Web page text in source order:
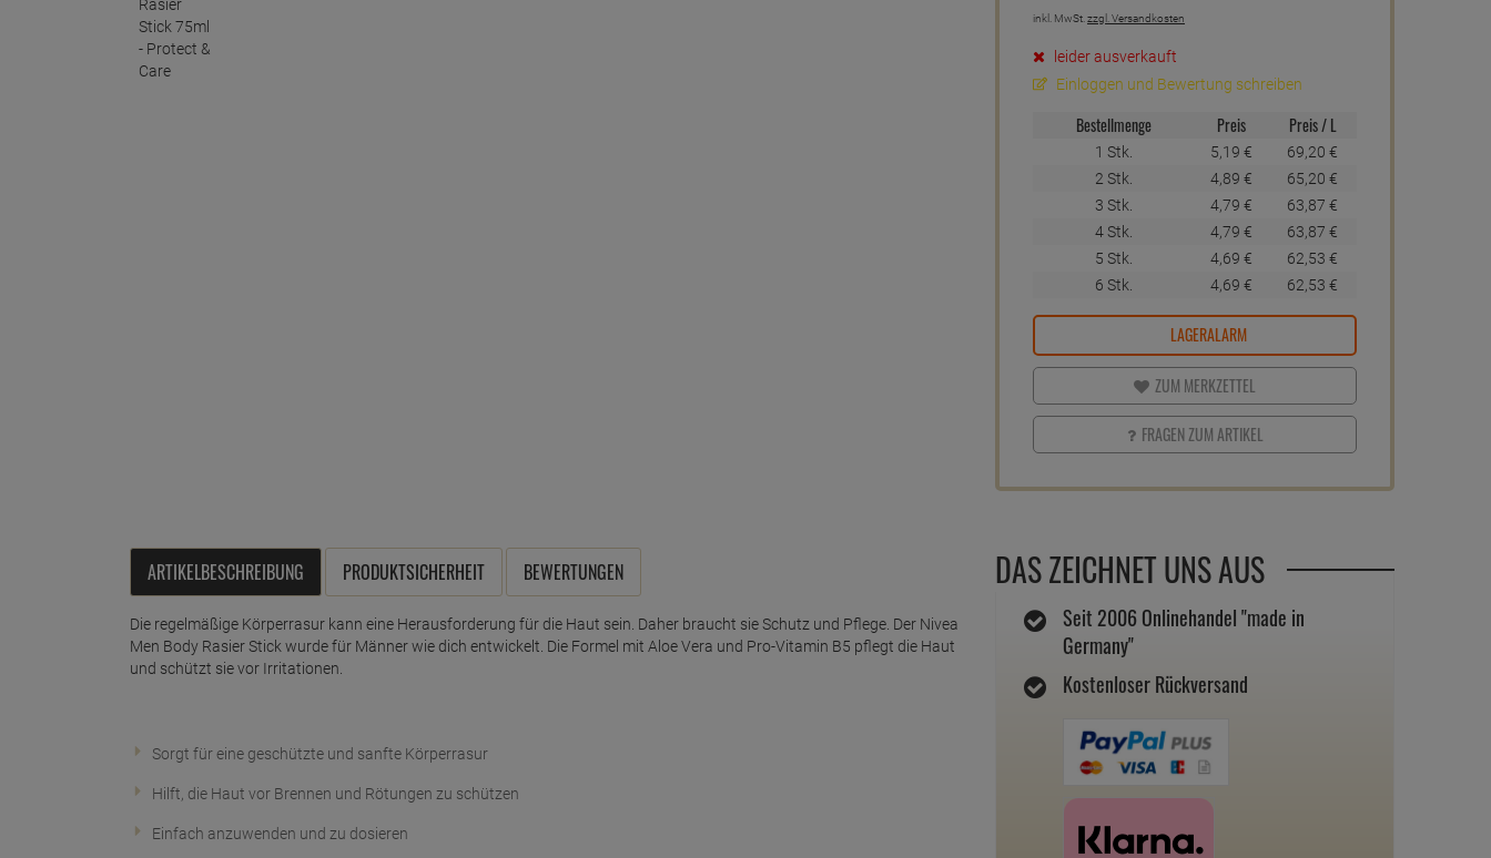
inkl. MwSt. zzgl. Versandkosten
leider ausverkauft
Einloggen und Bewertung schreiben
Bestellmenge Preis Preis / L
1 Stk. 5,19 € 69,20 €
2 Stk.
4,89 € 65,20 €
3 Stk.
4,79 € 63,87 €
4 Stk.
4,79 € 63,87 €
5 Stk.
4,69 € 62,53 €
6 Stk.
4,69 € 62,53 €
LAGERALARM
ZUM MERKZETTEL
FRAGEN ZUM ARTIKEL
DAS ZEICHNET UNS AUS
Seit 2006 Onlinehandel "made in
Germany"
Kostenloser Rückversand
ARTIKELBESCHREIBUNG PRODUKTSICHERHEIT BEWERTUNGEN
Die regelmäßige Körperrasur kann eine Herausforderung für die Haut sein. Daher braucht sie Schutz und Pflege. Der Nivea
Men Body Rasier Stick wurde für Männer wie dich entwickelt. Die Formel mit Aloe Vera und Pro-Vitamin B5 pflegt die Haut
und schützt sie vor Irritationen.
Sorgt für eine geschützte und sanfte Körperrasur
Hilft, die Haut vor Brennen und Rötungen zu schützen
Einfach anzuwenden und zu dosieren